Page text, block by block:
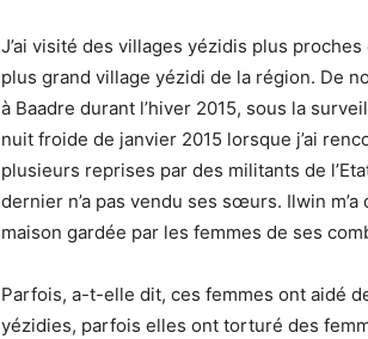
J’ai visité des villages yézidis plus
plus grand village yézidi de la région. De
à Baadre durant l’hiver 2015, sous la
nuit froide de janvier 2015 lorsque j’ai
plusieurs reprises par des militants de
dernier n’a pas vendu ses sœurs. Ilwin
maison gardée par les femmes de ses
Parfois, a-t-elle dit, ces femmes ont aidé
yézidies, parfois elles ont torturé des